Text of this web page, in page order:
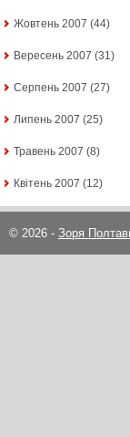
Жовтень 2007 (44)
Вересень 2007 (31)
Серпень 2007 (27)
Липень 2007 (25)
Травень 2007 (8)
Квітень 2007 (12)
© 2026 - Зоря